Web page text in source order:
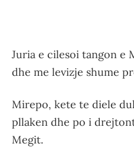
Juria e cilesoi tangon e
dhe me levizje shume
Mirepo, kete te diele
pllaken dhe po i
Megit.